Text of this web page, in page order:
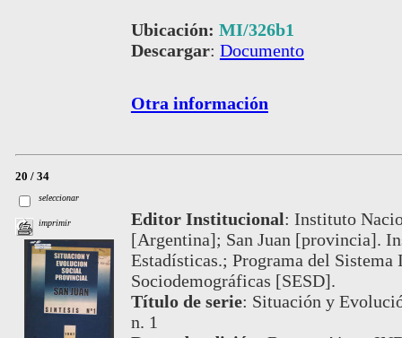
Ubicación: MI/326b1
Descargar: Documento
Otra información
20 / 34
seleccionar
imprimir Editor Institucional: Instituto
[Argentina]; San Juan [provincia].
Estadísticas.; Programa del Sistema
Sociodemográficas [SESD].
Título de serie: Situación y
n. 1